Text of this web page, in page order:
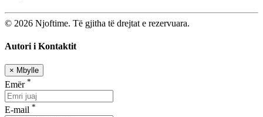
© 2026 Njoftime. Të gjitha të drejtat e rezervuara.
Autori i Kontaktit
× Mbylle
Emër *
E-mail *